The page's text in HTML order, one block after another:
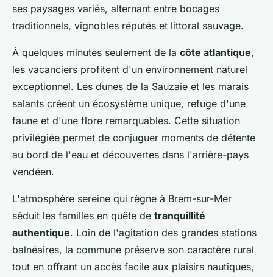
ses paysages variés, alternant entre bocages
traditionnels, vignobles réputés et littoral sauvage.
À quelques minutes seulement de la côte atlantique,
les vacanciers profitent d'un environnement naturel
exceptionnel. Les dunes de la Sauzaie et les marais
salants créent un écosystème unique, refuge d'une
faune et d'une flore remarquables. Cette situation
privilégiée permet de conjuguer moments de détente
au bord de l'eau et découvertes dans l'arrière-pays
vendéen.
L'atmosphère sereine qui règne à Brem-sur-Mer
séduit les familles en quête de tranquillité
authentique. Loin de l'agitation des grandes stations
balnéaires, la commune préserve son caractère rural
tout en offrant un accès facile aux plaisirs nautiques,